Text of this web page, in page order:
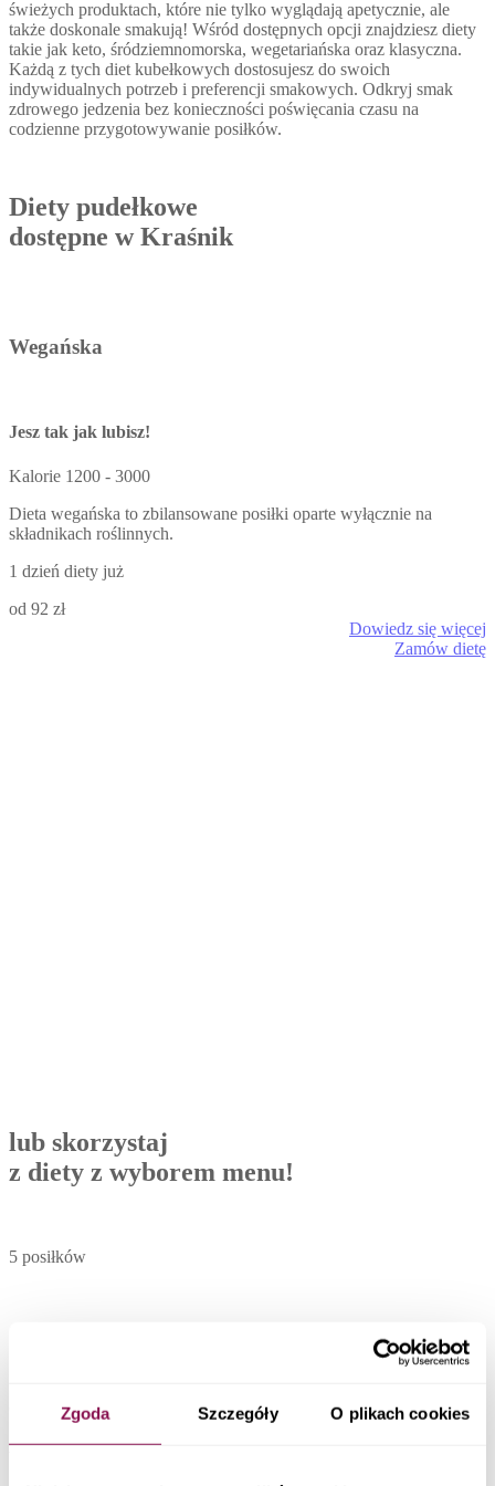
Zgoda Szczegóły O plikach cookies
świeżych produktach, które nie tylko wyglądają apetycznie, ale
także doskonale smakują! Wśród dostępnych opcji znajdziesz diety
takie jak keto, śródziemnomorska, wegetariańska oraz klasyczna.
Każdą z tych diet kubełkowych dostosujesz do swoich
indywidualnych potrzeb i preferencji smakowych. Odkryj smak
zdrowego jedzenia bez konieczności poświęcania czasu na
codzienne przygotowywanie posiłków.
Diety pudełkowe
dostępne w Kraśnik
Wegańska
Jesz tak jak lubisz!
Kalorie 1200 - 3000
Dieta wegańska to zbilansowane posiłki oparte wyłącznie na
składnikach roślinnych.
1 dzień diety już
od 92 zł
Dowiedz się więcej
Zamów dietę
lub skorzystaj
z diety z wyborem menu!
5 posiłków
codziennie 30 dań do wyboru
Zobacz menu